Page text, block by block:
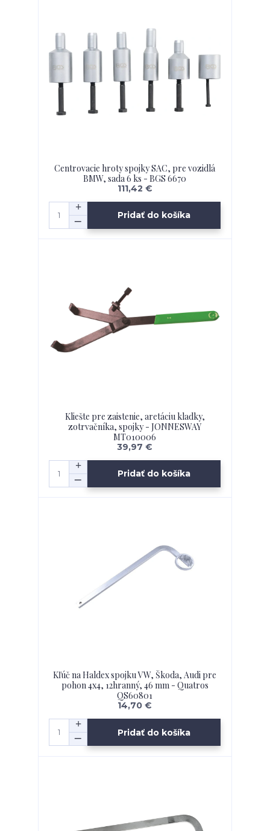
Centrovacie hroty spojky SAC, pre vozidlá
BMW, sada 6 ks - BGS 6670
111,42 €
Pridať do košíka
Kliešte pre zaistenie, aretáciu kladky,
zotrvačníka, spojky - JONNESWAY
MT010006
39,97 €
Pridať do košíka
Kľúč na Haldex spojku VW, Škoda, Audi pre
pohon 4x4, 12hranný, 46 mm - Quatros
QS60801
14,70 €
Pridať do košíka